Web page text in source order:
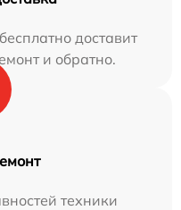
доставит
и обратно.
техники